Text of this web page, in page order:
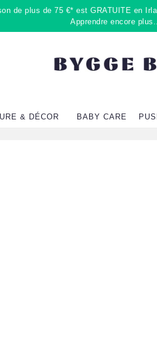
de plus de 75 €* est GRATUITE en
Apprendre encore
& DÉCOR BABY CARE